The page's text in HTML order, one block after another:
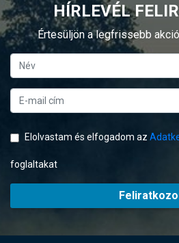
HÍRLEVÉL
Értesüljön a legfrissebb
Elolvastam és elfogadom az
foglaltakat